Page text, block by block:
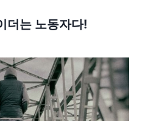
더는 노동자다!